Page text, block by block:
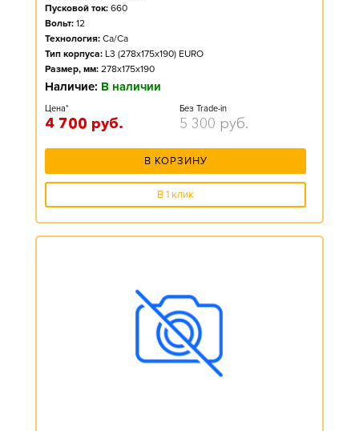
Пусковой ток: 660
Вольт: 12
Технология: Ca/Ca
Тип корпуса: L3 (278x175x190) EURO
Размер, мм: 278x175x190
Наличие: В наличии
Цена*
4 700 руб.
Без Trade-in
5 300 руб.
В КОРЗИНУ
В 1 клик